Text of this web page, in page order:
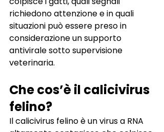
richiedono attenzione e in quali
situazioni può essere preso in
considerazione un supporto
antivirale sotto supervisione
veterinaria.
Che cos’è il calicivirus
felino?
Il calicivirus felino è un virus a RNA